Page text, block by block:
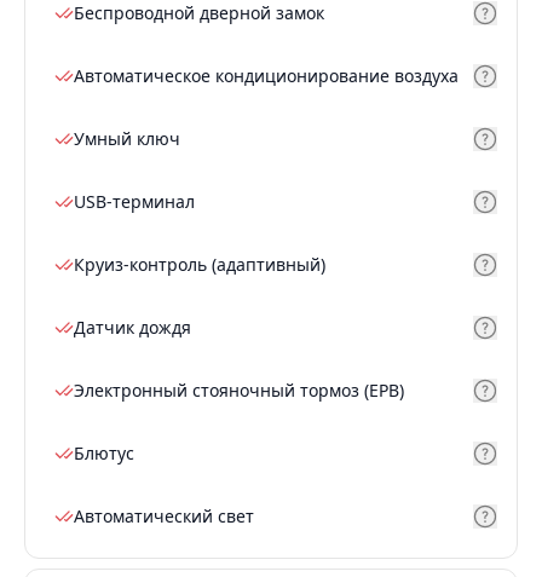
Беспроводной дверной замок
Автоматическое кондиционирование воздуха
Умный ключ
USB-терминал
Круиз-контроль (адаптивный)
Датчик дождя
Электронный стояночный тормоз (EPB)
Блютус
Автоматический свет